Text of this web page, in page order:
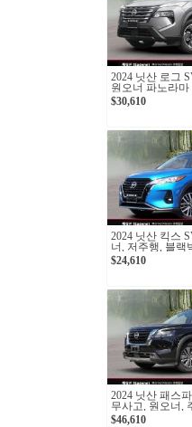
2024 닛산 로그
원오너 파노라마
$30,610
2024 닛산 킥스
너, 저주행, 블랙
$24,610
2024 닛산 패스
무사고, 원오너,
11,798km
$46,610